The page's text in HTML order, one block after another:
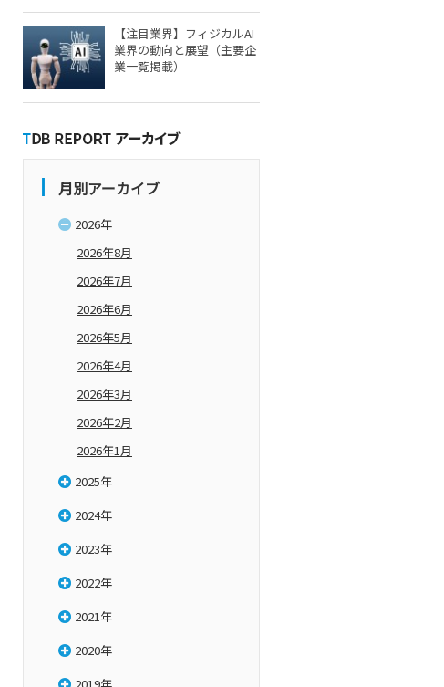
【注目業界】フィジカルAI
業界の動向と展望（主要企
業一覧掲載）
月別アーカイブ
2026年
2026年8月
2026年7月
2026年6月
2026年5月
2026年4月
2026年3月
2026年2月
2026年1月
2025年
2024年
2023年
2022年
2021年
2020年